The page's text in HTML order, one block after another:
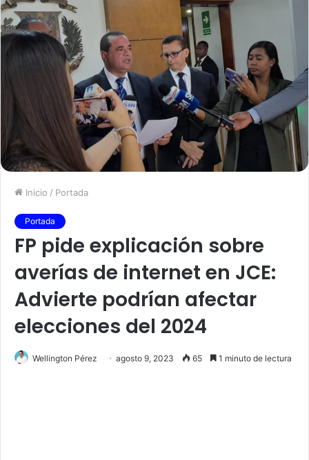
Inicio / Portada
Portada
FP pide explicación sobre
averías de internet en JCE:
Advierte podrían afectar
elecciones del 2024
Wellington Pérez agosto 9, 2023 65 1 minuto de lectura